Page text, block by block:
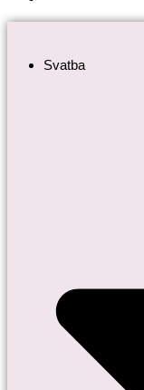
obsahuSvatba